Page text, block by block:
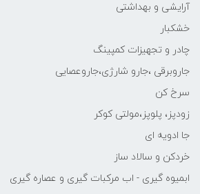
آرایشی و بهداشتی
خشکبار
چادر و تجهیزات کمپینگ
جاروبرقی ،جارو شارژی،جاروعصایی
سرخ کن
زودپز، پلوپز،مولتی کوکر
جا ادویه ای
خردکن و سالاد ساز
ابمیوه گیری - اب مرکبات گیری و عصاره گیری